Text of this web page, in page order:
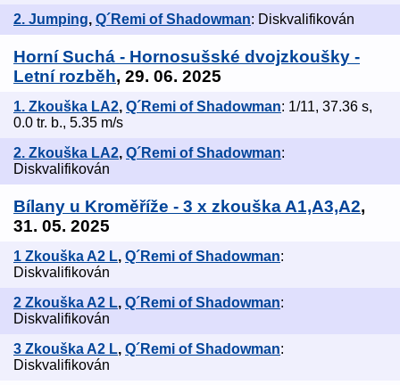
2. Jumping, Q´Remi of Shadowman: Diskvalifikován
Horní Suchá - Hornosušské dvojzkoušky -
Letní rozběh, 29. 06. 2025
1. Zkouška LA2, Q´Remi of Shadowman: 1/11, 37.36 s,
0.0 tr. b., 5.35 m/s
2. Zkouška LA2, Q´Remi of Shadowman:
Diskvalifikován
Bílany u Kroměříže - 3 x zkouška A1,A3,A2,
31. 05. 2025
1 Zkouška A2 L, Q´Remi of Shadowman:
Diskvalifikován
2 Zkouška A2 L, Q´Remi of Shadowman:
Diskvalifikován
3 Zkouška A2 L, Q´Remi of Shadowman:
Diskvalifikován